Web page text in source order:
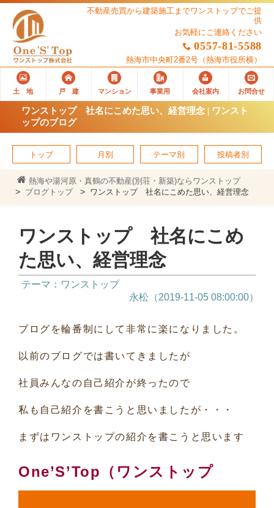
不動産売買から建築施工までワンストップでご提
供
お気軽にご連絡ください
0557-81-5588
熱海市中央町2番2号 （熱海市役所横）
土 地 戸 建 マンション 事業用 会社案内 お問合せ
ワンストップ 社名にこめた思い、経営理念 | ワンスト
ップのブログ
トップ 月別 テーマ別 投稿者別
熱海や湯河原・真鶴の不動産(別荘・新築)ならワンストップ
ブログトップ
ワンストップ 社名にこめた思い、経営理念
ワンストップ 社名にこめ
た思い、経営理念
テーマ：ワンストップ
永松（2019-11-05 08:00:00）
ブログを輪番制にして非常に楽になりました。
以前のブログでは書いてきましたが
社員みんなの自己紹介が終ったので
私も自己紹介を書こうと思いましたが・・・
まずはワンストップの紹介を書こうと思います
One’S’Top（ワンストップ